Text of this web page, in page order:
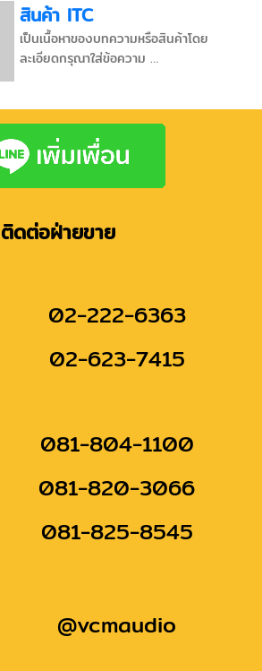
สินค้า ITC
เป็นเนื้อหาของบทความหรือสินค้าโดย
ละเอียดกรุณาใส่ข้อความ …
ติดต่อฝ่ายขาย
02-222-6363
02-623-7415
081-804-1100
081-820-3066
081-825-8545
@vcmaudio